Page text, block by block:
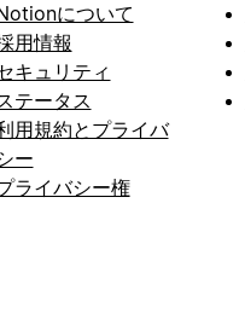
について
用情報
キュリティ
テータス
用規約とプライバ
ー
ライバシー権